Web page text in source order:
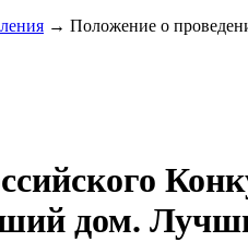
→ Положение о
дом.